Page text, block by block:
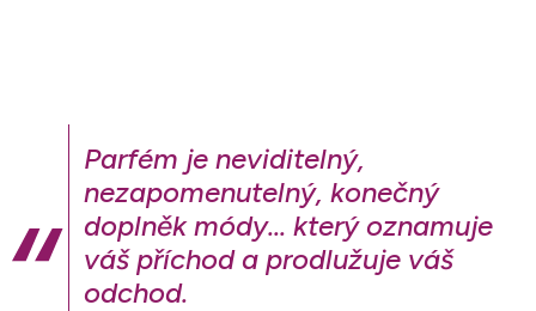
Parfém je neviditelný,
nezapomenutelný, konečný
doplněk módy... který oznamuje
váš příchod a prodlužuje váš
odchod.